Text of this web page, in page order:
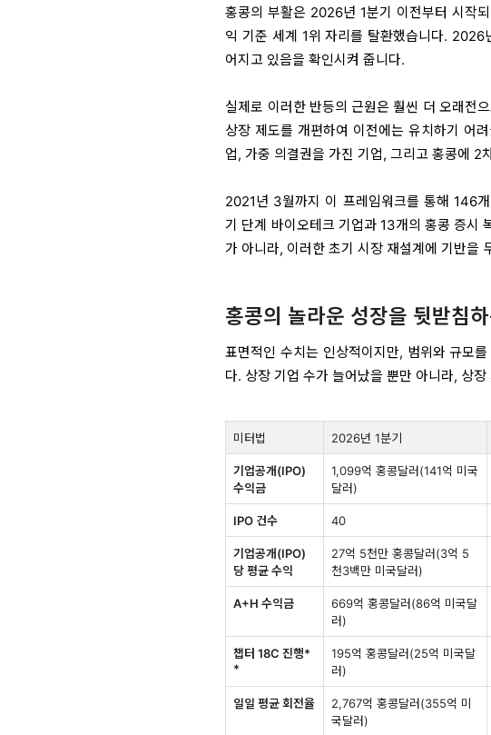
홍콩의 부활은 2026년 1분기 이전부터 시작
익 기준 세계 1위 자리를 탈환했습니다. 2026
어지고 있음을 확인시켜 줍니다.
실제로 이러한 반등의 근원은 훨씬 더 오래전
상장 제도를 개편하여 이전에는 유치하기 어
업, 가중 의결권을 가진 기업, 그리고 홍콩에 2
2021년 3월까지 이 프레임워크를 통해 146
기 단계 바이오테크 기업과 13개의 홍콩 증시
가 아니라, 이러한 초기 시장 재설계에 기반을
홍콩의 놀라운 성장을 뒷받침하
표면적인 수치는 인상적이지만, 범위와 규모
다. 상장 기업 수가 늘어났을 뿐만 아니라, 상
미터법 2026년 1분기
기업공개(IPO)
수익금
1,099억 홍콩달러(141억 미국
달러)
IPO 건수 40
기업공개(IPO)
당 평균 수익
27억 5천만 홍콩달러(3억 5
천3백만 미국달러)
A+H 수익금
669억 홍콩달러(86억 미국달
러)
챕터 18C 진행*
*
195억 홍콩달러(25억 미국달
러)
일일 평균 회전율
2,767억 홍콩달러(355억 미
국달러)